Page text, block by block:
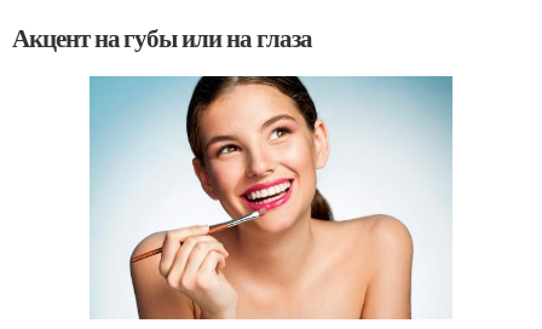
Акцент на губы или на глаза